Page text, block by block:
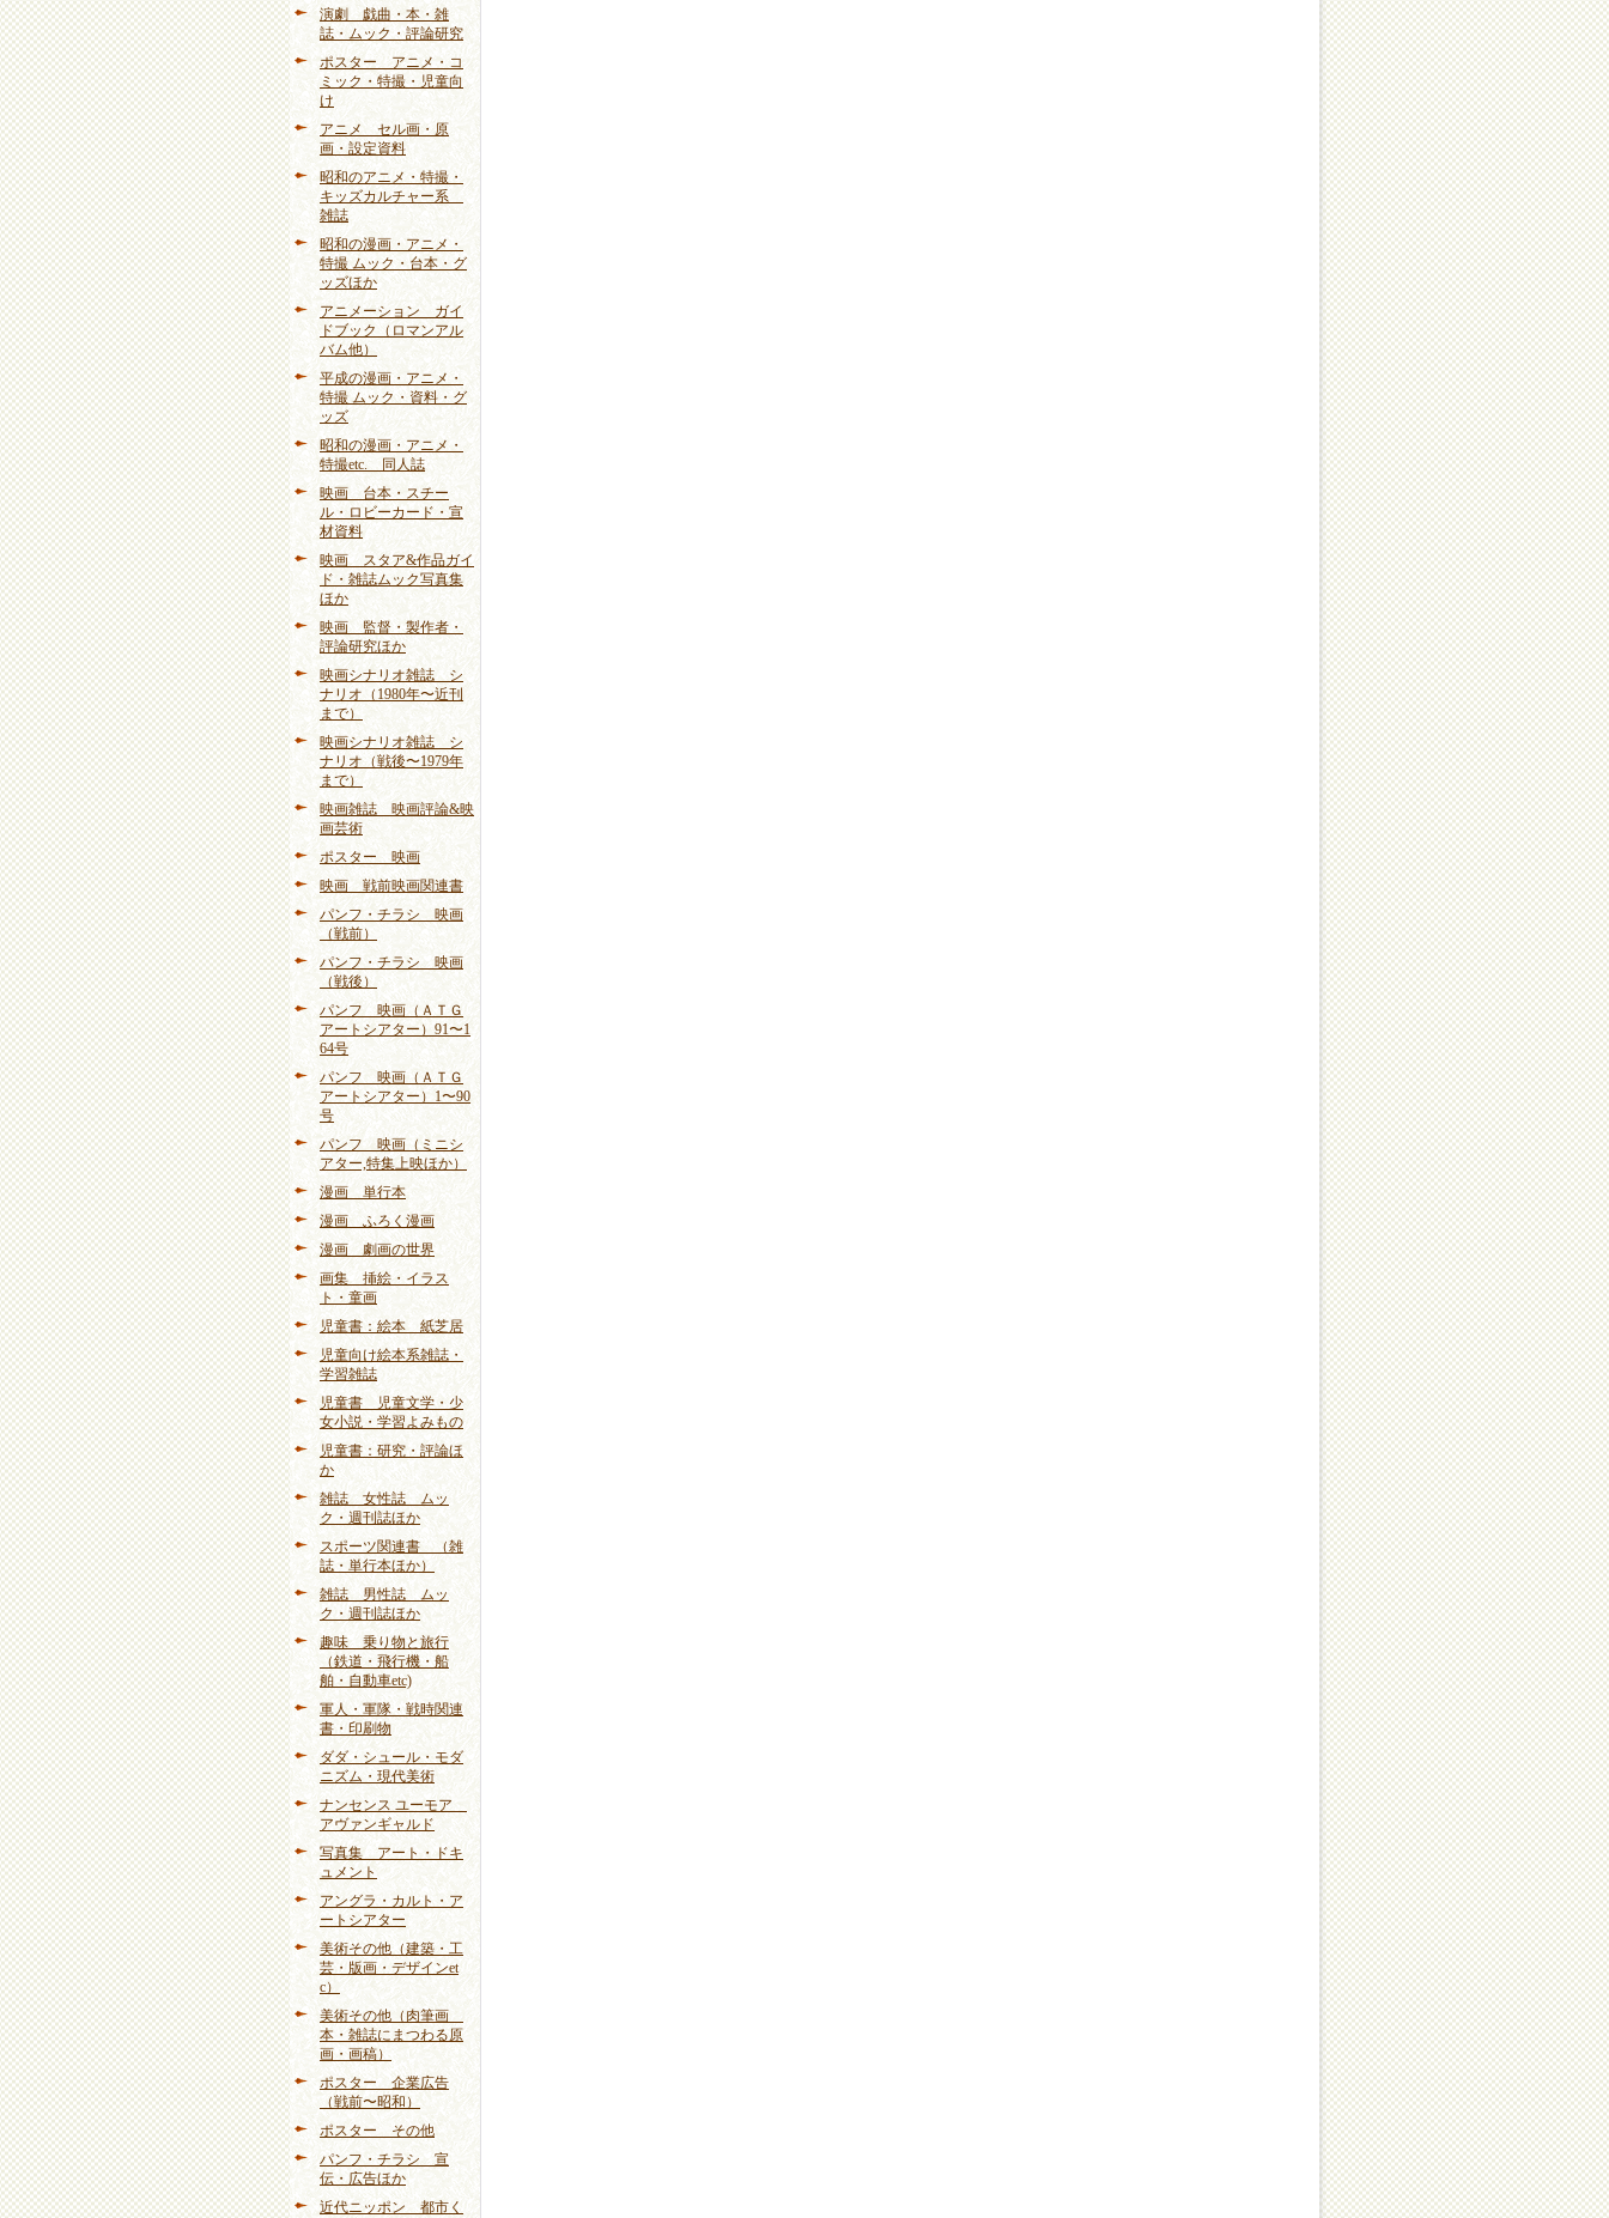
演劇 戯曲・本・雑
誌・ムック・評論研究
ポスター アニメ・コ
ミック・特撮・児童向
け
アニメ セル画・原
画・設定資料
昭和のアニメ・特撮・
キッズカルチャー系
雑誌
昭和の漫画・アニメ・
特撮 ムック・台本・グ
ッズほか
アニメーション ガイ
ドブック（ロマンアル
バム他）
平成の漫画・アニメ・
特撮 ムック・資料・グ
ッズ
昭和の漫画・アニメ・
特撮etc. 同人誌
映画 台本・スチー
ル・ロビーカード・宣
材資料
映画 スタア&作品ガイ
ド・雑誌ムック写真集
ほか
映画 監督・製作者・
評論研究ほか
映画シナリオ雑誌 シ
ナリオ（1980年〜近刊
まで）
映画シナリオ雑誌 シ
ナリオ（戦後〜1979年
まで）
映画雑誌 映画評論&映
画芸術
ポスター 映画
映画 戦前映画関連書
パンフ・チラシ 映画
（戦前）
パンフ・チラシ 映画
（戦後）
パンフ 映画（ＡＴＧ
アートシアター）91〜1
64号
パンフ 映画（ＡＴＧ
アートシアター）1〜90
号
パンフ 映画（ミニシ
アター,特集上映ほか）
漫画 単行本
漫画 ふろく漫画
漫画 劇画の世界
画集 挿絵・イラス
ト・童画
児童書：絵本 紙芝居
児童向け絵本系雑誌・
学習雑誌
児童書 児童文学・少
女小説・学習よみもの
児童書：研究・評論ほ
か
雑誌 女性誌 ムッ
ク・週刊誌ほか
スポーツ関連書 （雑
誌・単行本ほか）
雑誌 男性誌 ムッ
ク・週刊誌ほか
趣味 乗り物と旅行
（鉄道・飛行機・船
舶・自動車etc)
軍人・軍隊・戦時関連
書・印刷物
ダダ・シュール・モダ
ニズム・現代美術
ナンセンス ユーモア
アヴァンギャルド
写真集 アート・ドキ
ュメント
アングラ・カルト・ア
ートシアター
美術その他（建築・工
芸・版画・デザインet
c）
美術その他（肉筆画
本・雑誌にまつわる原
画・画稿）
ポスター 企業広告
（戦前〜昭和）
ポスター その他
パンフ・チラシ 宣
伝・広告ほか
近代ニッポン 都市く